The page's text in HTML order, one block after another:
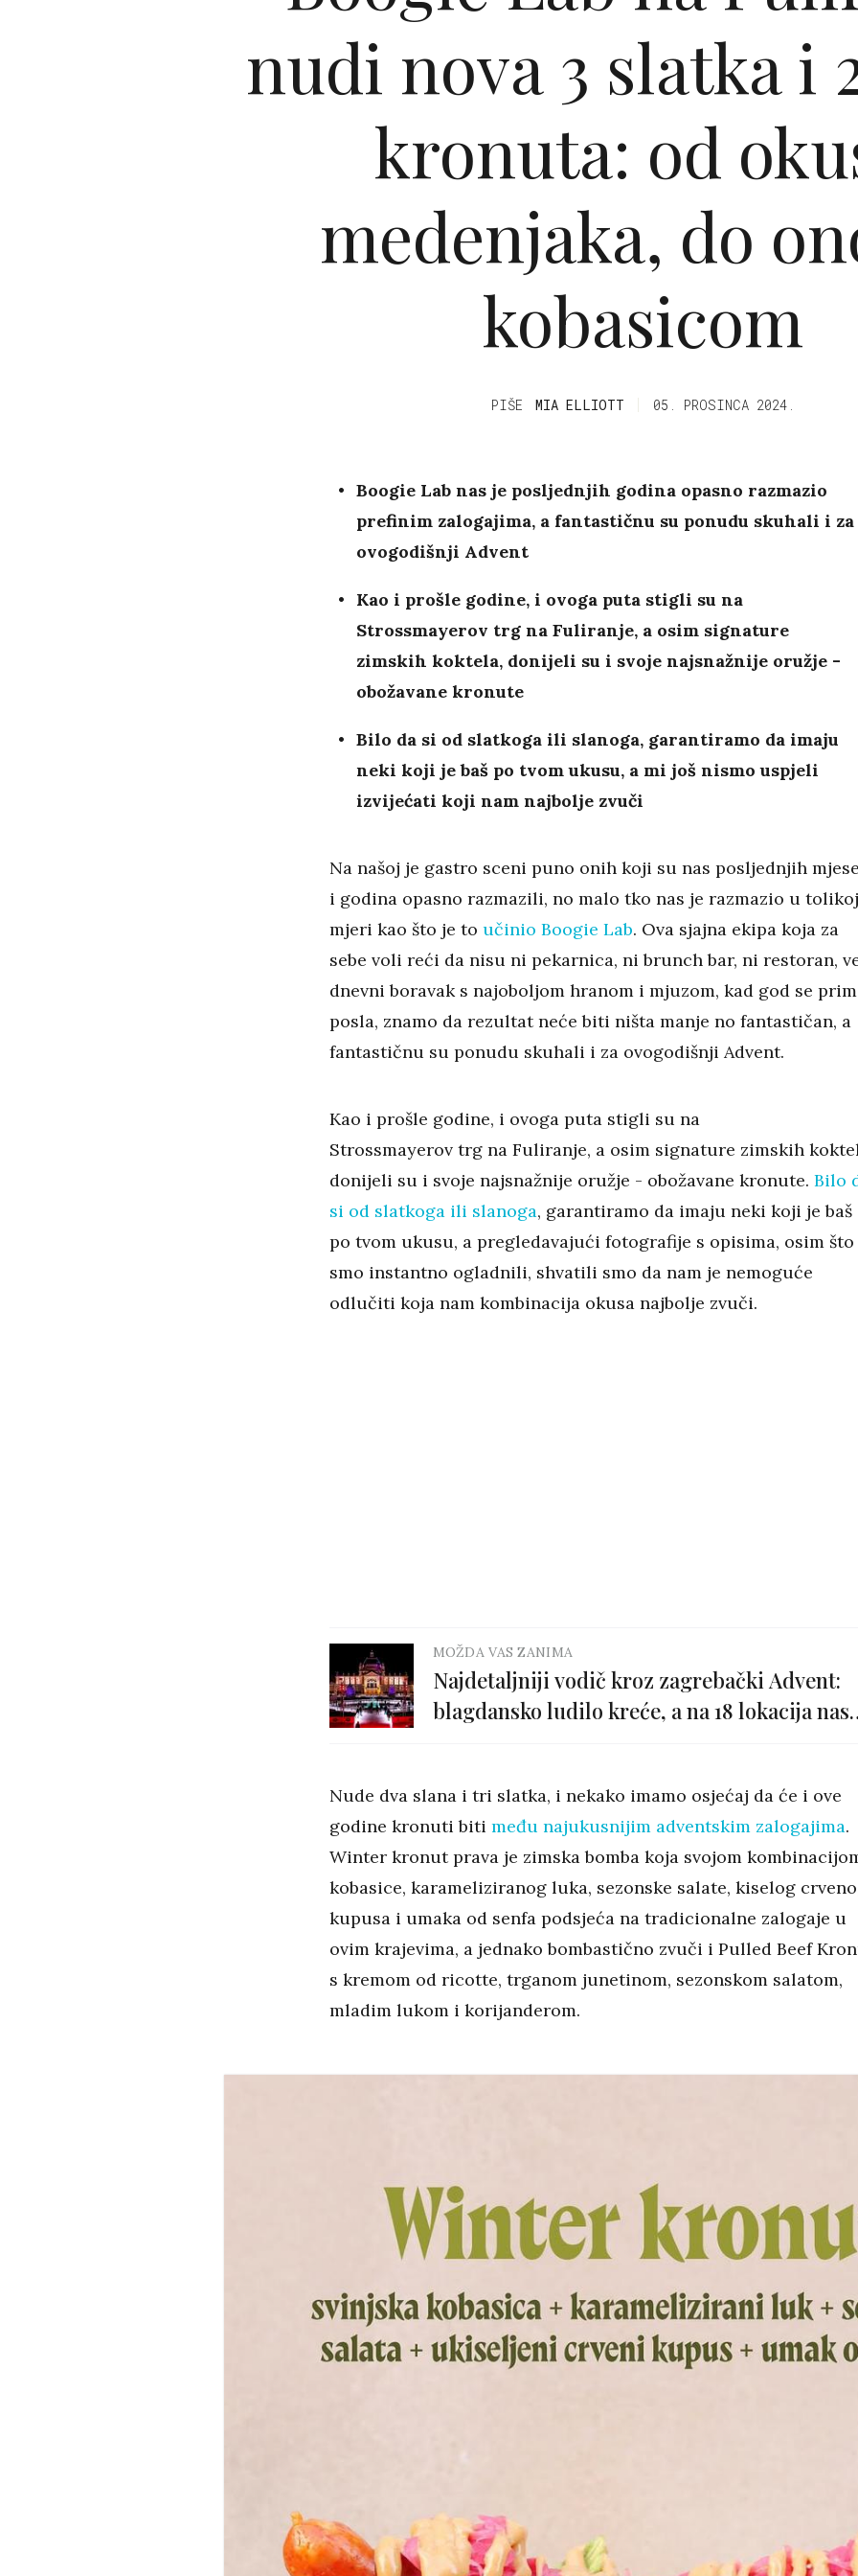
nudi nova 3 slatka i
kronuta: od
medenjaka, do
kobasicom
PIŠE MIA ELLIOTT 05. PROSINCA 2024.
Boogie Lab nas je posljednjih godina opasno razmazio
prefinim zalogajima, a fantastičnu su ponudu skuhali i za
ovogodišnji Advent
Kao i prošle godine, i ovoga puta stigli su na
Strossmayerov trg na Fuliranje, a osim signature
zimskih koktela, donijeli su i svoje najsnažnije oružje -
obožavane kronute
Bilo da si od slatkoga ili slanoga, garantiramo da imaju
neki koji je baš po tvom ukusu, a mi još nismo uspjeli
izvijećati koji nam najbolje zvuči
Na našoj je gastro sceni puno onih koji su nas posljednjih
i godina opasno razmazili, no malo tko nas je razmazio u tolikoj
mjeri kao što je to učinio Boogie Lab. Ova sjajna ekipa koja za
sebe voli reći da nisu ni pekarnica, ni brunch bar, ni restoran,
dnevni boravak s najoboljom hranom i mjuzom, kad god se
posla, znamo da rezultat neće biti ništa manje no fantastičan, a
fantastičnu su ponudu skuhali i za ovogodišnji Advent.
Kao i prošle godine, i ovoga puta stigli su na
Strossmayerov trg na Fuliranje, a osim signature zimskih
donijeli su i svoje najsnažnije oružje - obožavane kronute. Bilo
si od slatkoga ili slanoga, garantiramo da imaju neki koji je baš
po tvom ukusu, a pregledavajući fotografije s opisima, osim što
smo instantno ogladnili, shvatili smo da nam je nemoguće
odlučiti koja nam kombinacija okusa najbolje zvuči.
MOŽDA VAS ZANIMA
Najdetaljniji vodič kroz zagrebački Advent:
blagdansko ludilo kreće, a na 18 lokacija nas
Nude dva slana i tri slatka, i nekako imamo osjećaj da će i ove
godine kronuti biti među najukusnijim adventskim zalogajima.
Winter kronut prava je zimska bomba koja svojom
kobasice, karameliziranog luka, sezonske salate, kiselog
kupusa i umaka od senfa podsjeća na tradicionalne zalogaje u
ovim krajevima, a jednako bombastično zvuči i Pulled Beef
s kremom od ricotte, trganom junetinom, sezonskom salatom,
mladim lukom i korijanderom.